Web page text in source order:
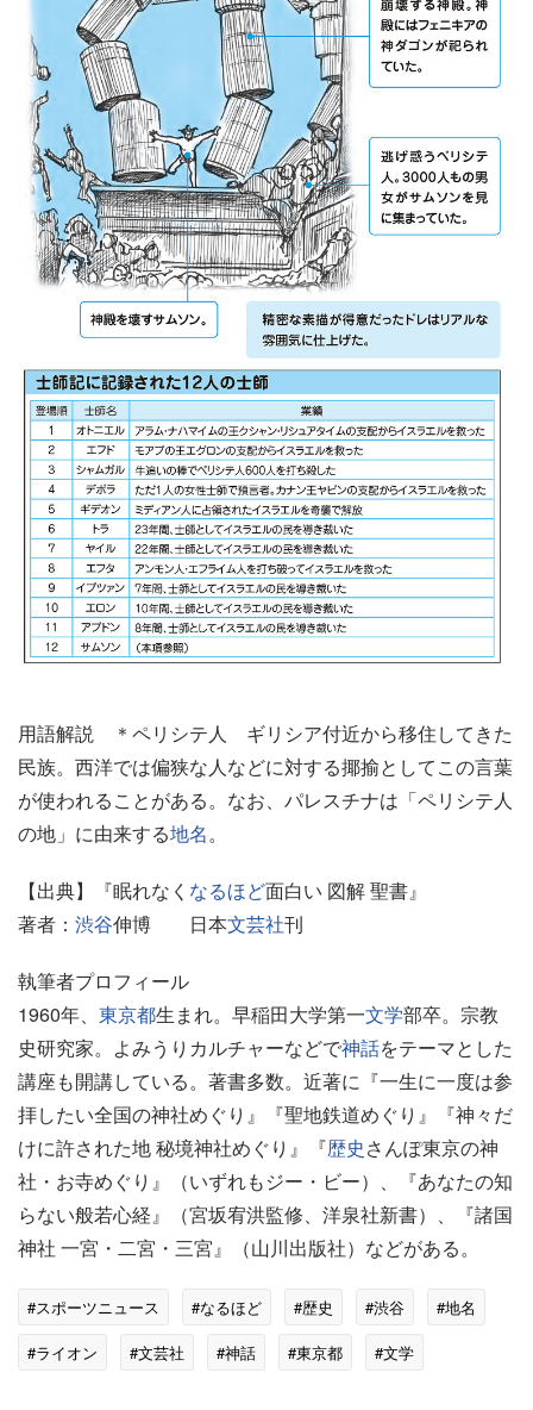
用語解説 ＊ペリシテ人 ギリシア付近から移住してきた
民族。西洋では偏狭な人などに対する揶揄としてこの言葉
が使われることがある。なお、パレスチナは「ペリシテ人
の地」に由来する地名。
【出典】『眠れなく なるほど面白い 図解 聖書』
著者： 渋谷伸博 日本文芸社刊
執筆者プロフィール
1960年、 東京都生まれ。早稲田大学第一文学部卒。宗教
史研究家。よみうりカルチャーなどで神話をテーマとした
講座も開講している。著書多数。近著に『一生に一度は参
拝したい全国の神社めぐり』『聖地鉄道めぐり』『神々だ
けに許された地 秘境神社めぐり』『歴史さんぽ東京の神
社・お寺めぐり』（いずれもジー・ビー）、『あなたの知
らない般若心経』（宮坂宥洪監修、洋泉社新書）、『諸国
神社 一宮・二宮・三宮』（山川出版社）などがある。
#スポーツニュース #なるほど #歴史 #渋谷
#地名
#ライオン
#文芸社 #神話 #東京都 #文学